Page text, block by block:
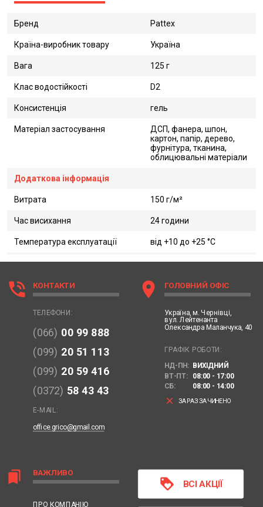
Бренд Pattex
Країна-виробник товару Україна
Вага 125 г
Клас водостійкості D2
Консистенція гель
Матеріал застосування
ДСП, фанера, шпон,
картон, папір, дерево,
фурнітура, тканина,
облицювальні матеріали
Додаткова інформація
Витрата 150 г/м²
Час висихання 24 години
Температура експлуатації від +10 до +25 °C
bookmarks ВАЖЛИВО
ПРО КОМПАНІЮ
phone_in_talk КОНТАКТИ
ТЕЛЕФОНИ:
(066) 00 99 888
(099) 20 51 113
(099) 20 59 416
(0372) 58 43 43
E-MAIL:
office.grico@gmail.com
location_on ГОЛОВНИЙ ОФІС
Україна, м. Чернівці,
вул. Лейтенанта
Олександра Маланчука, 40
ГРАФІК РОБОТИ:
НД-ПН: ВИХІДНИЙ
ВТ-ПТ:
08:00 - 17:00
СБ:
08:00 - 14:00
clear ЗАРАЗ ЗАЧИНЕНО
loyalty ВСІ АКЦІЇ